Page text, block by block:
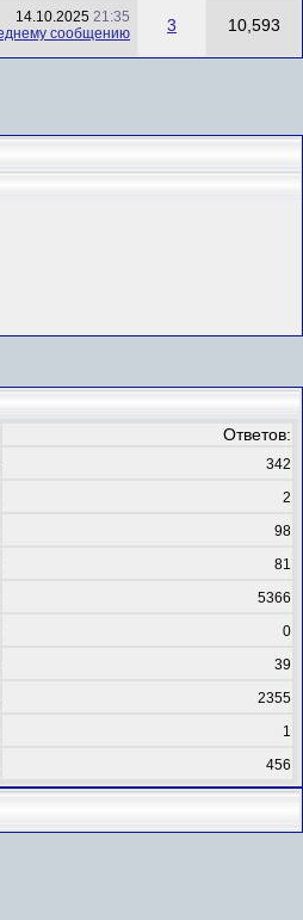
14.10.2025 21:35
3 10,593
Ответов:
342
2
98
81
5366
0
39
2355
1
456